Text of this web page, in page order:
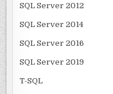
SQL Server 2012
SQL Server 2014
SQL Server 2016
SQL Server 2019
T-SQL